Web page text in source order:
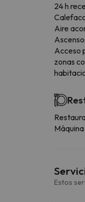
24 h
Aire
Acceso
zonas
Estos